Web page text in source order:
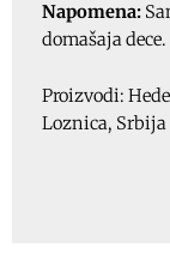
Napomena:
domašaja dece.
Proizvodi:
Loznica, Srbija